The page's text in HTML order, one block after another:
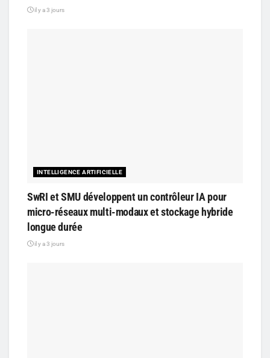
il y a 3 jours
INTELLIGENCE ARTIFICIELLE
SwRI et SMU développent un contrôleur IA pour
micro-réseaux multi-modaux et stockage hybride
longue durée
il y a 3 jours